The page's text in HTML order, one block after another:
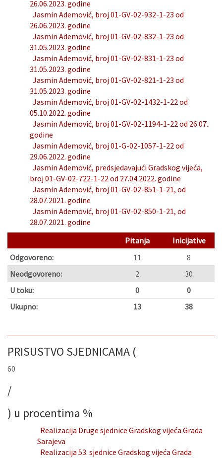
26.06.2023. godine
Jasmin Ademović, broj 01-GV-02-932-1-23 od
26.06.2023. godine
Jasmin Ademović, broj 01-GV-02-832-1-23 od
31.05.2023. godine
Jasmin Ademović, broj 01-GV-02-831-1-23 od
31.05.2023. godine
Jasmin Ademović, broj 01-GV-02-821-1-23 od
31.05.2023. godine
Jasmin Ademović, broj 01-GV-02-1432-1-22 od
05.10.2022. godine
Jasmin Ademović, broj 01-GV-02-1194-1-22 od 26.07..
godine
Jasmin Ademović, broj 01-G-02-1057-1-22 od
29.06.2022. godine
Jasmin Ademović, predsjedavajući Gradskog vijeća,
broj 01-GV-02-722-1-22 od 27.04.2022. godine
Jasmin Ademović, broj 01-GV-02-851-1-21, od
28.07.2021. godine
Jasmin Ademović, broj 01-GV-02-850-1-21, od
28.07.2021. godine
Pitanja
Inicijative
Ukupno: 13 38
Odgovoreno: 11
8
Neodgovoreno:
2
30
U toku:
0 0
PRISUSTVO SJEDNICAMA (
60
/
) u procentima %
Realizacija Druge sjednice Gradskog vijeća Grada
Sarajeva
Realizacija 53. sjednice Gradskog vijeća Grada